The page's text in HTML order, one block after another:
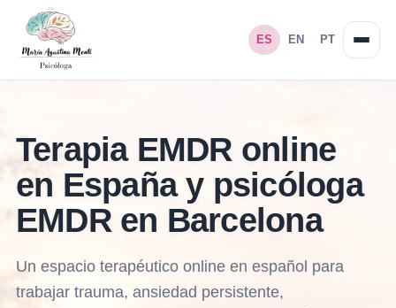
ES EN PT
Terapia EMDR online
en España y psicóloga
EMDR en Barcelona
Un espacio terapéutico online en español para
trabajar trauma, ansiedad persistente,